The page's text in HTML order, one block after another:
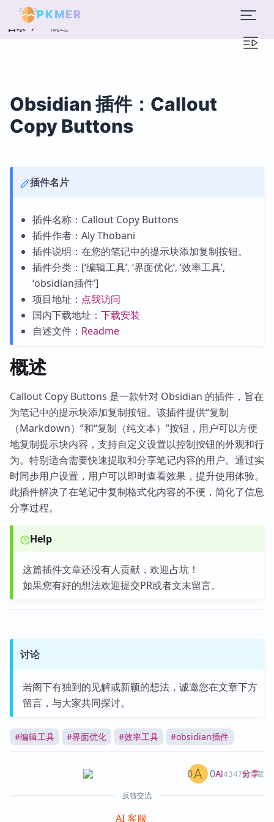
PKMER
目录 概述
Obsidian 插件：Callout
Copy Buttons
插件名片
插件名称：Callout Copy Buttons
插件作者：Aly Thobani
插件说明：在您的笔记中的提示块添加复制按钮。
插件分类：[‘编辑工具’, ‘界面优化’, ‘效率工具’,
‘obsidian插件’]
项目地址： 点我访问
国内下载地址： 下载安装
自述文件： Readme
概述
Callout Copy Buttons 是一款针对 Obsidian 的插件，旨在
为笔记中的提示块添加复制按钮。该插件提供“复制
（Markdown）”和“复制（纯文本）”按钮，用户可以方便
地复制提示块内容，支持自定义设置以控制按钮的外观和行
为。特别适合需要快速提取和分享笔记内容的用户。通过实
时同步用户设置，用户可以即时查看效果，提升使用体验。
此插件解决了在笔记中复制格式化内容的不便，简化了信息
分享过程。
Help
这篇插件文章还没有人贡献，欢迎占坑！
如果您有好的想法欢迎提交PR或者文末留言。
讨论
若阁下有独到的见解或新颖的想法，诚邀您在文章下方
留言，与大家共同探讨。
#编辑工具 #界面优化 #效率工具 #obsidian插件
AI4347篇文章
0 0 分享
反馈交流
AI 客服